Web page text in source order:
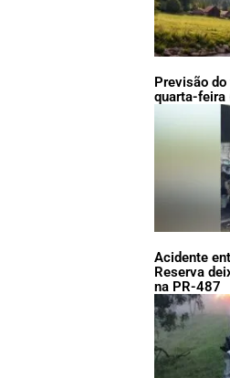
Previsão
quarta-feira
Acidente
Reserva
na PR-487